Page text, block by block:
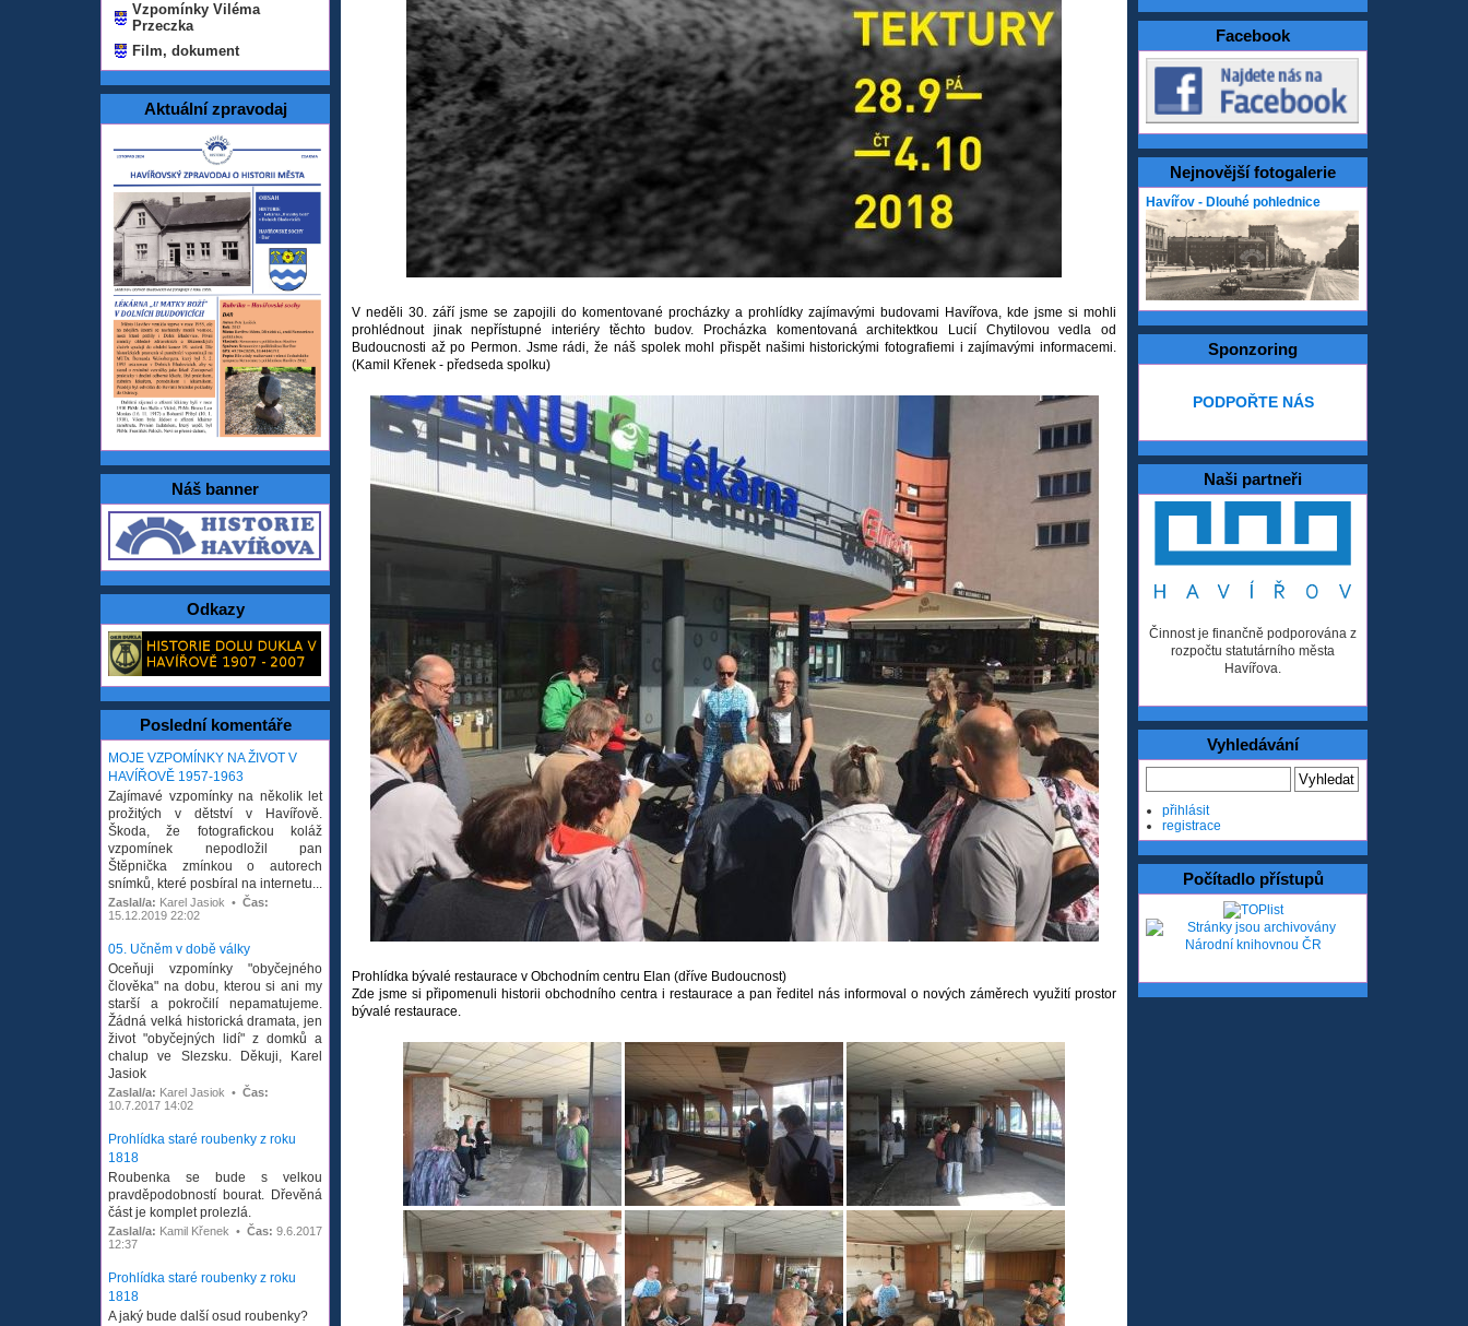
Facebook
Nejnovější fotogalerie
Havířov - Dlouhé pohlednice
Sponzoring
PODPOŘTE NÁS
Naši partneři
Činnost je finančně podporována z
rozpočtu statutárního města
Havířova.
Vyhledávání
přihlásit
registrace
Počítadlo přístupů
Vzpomínky Viléma
Przeczka
Film, dokument
Aktuální zpravodaj
Náš banner
Odkazy
Poslední komentáře
MOJE VZPOMÍNKY NA ŽIVOT V
HAVÍŘOVĚ 1957-1963
Zajímavé vzpomínky na několik let
prožitých v dětství v Havířově.
Škoda, že fotografickou koláž
vzpomínek nepodložil pan
Štěpnička zmínkou o autorech
snímků, které posbíral na internetu...
Zaslal/a: Karel Jasiok • Čas:
15.12.2019 22:02
05. Učněm v době války
Oceňuji vzpomínky "obyčejného
člověka" na dobu, kterou si ani my
starší a pokročilí nepamatujeme.
Žádná velká historická dramata, jen
život "obyčejných lidí" z domků a
chalup ve Slezsku. Děkuji, Karel
Jasiok
Zaslal/a: Karel Jasiok • Čas:
10.7.2017 14:02
Prohlídka staré roubenky z roku
1818
Roubenka se bude s velkou
pravděpodobností bourat. Dřevěná
část je komplet prolezlá.
Zaslal/a: Kamil Křenek • Čas: 9.6.2017
12:37
Prohlídka staré roubenky z roku
1818
A jaký bude další osud roubenky?
V neděli 30. září jsme se zapojili do komentované procházky a prohlídky zajímavými budovami Havířova, kde jsme si mohli
prohlédnout jinak nepřístupné interiéry těchto budov. Procházka komentovaná architektkou Lucií Chytilovou vedla od
Budoucnosti až po Permon. Jsme rádi, že náš spolek mohl přispět našimi historickými fotografiemi i zajímavými informacemi.
(Kamil Křenek - předseda spolku)
Prohlídka bývalé restaurace v Obchodním centru Elan (dříve Budoucnost)
Zde jsme si připomenuli historii obchodního centra i restaurace a pan ředitel nás informoval o nových záměrech využití prostor
bývalé restaurace.